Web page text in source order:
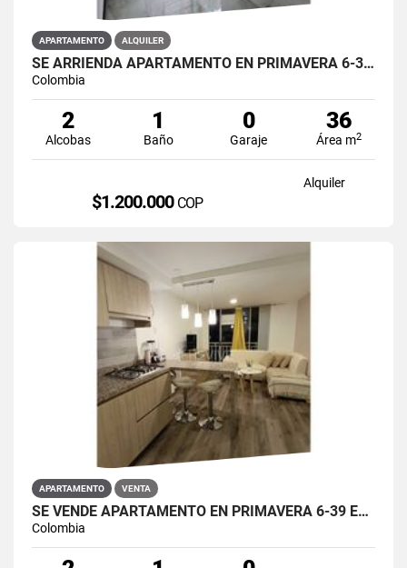
APARTAMENTO ALQUILER
SE ARRIENDA APARTAMENTO EN PRIMAVERA 6-39 ET 2 PISO 3 PARS ESTRENAR
Colombia
2
Alcobas
1
Baño
0
Garaje
36
Área m2
Alquiler
$1.200.000 COP
APARTAMENTO VENTA
SE VENDE APARTAMENTO EN PRIMAVERA 6-39 ET 2 PUENTE ARANDA
Colombia